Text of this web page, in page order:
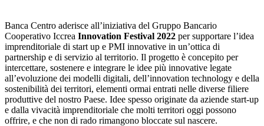
Banca Centro aderisce all’iniziativa del Gruppo Bancario
Cooperativo Iccrea Innovation Festival 2022 per supportare l’idea
imprenditoriale di start up e PMI innovative in un’ottica di
partnership e di servizio al territorio. Il progetto è concepito per
intercettare, sostenere e integrare le idee più innovative legate
all’evoluzione dei modelli digitali, dell’innovation technology e della
sostenibilità dei territori, elementi ormai entrati nelle diverse filiere
produttive del nostro Paese. Idee spesso originate da aziende start-up
e dalla vivacità imprenditoriale che molti territori oggi possono
offrire, e che non di rado rimangono bloccate sul nascere.